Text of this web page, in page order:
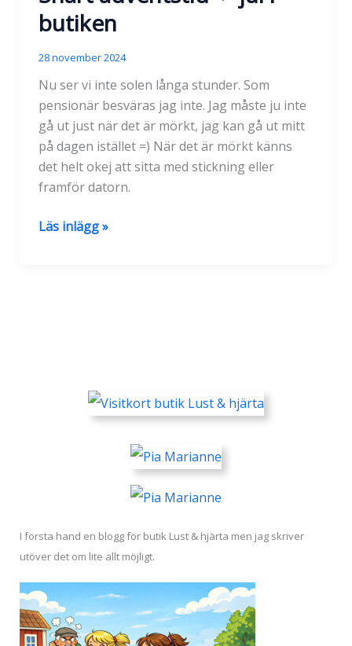
butiken
28 november 2024
Nu ser vi inte solen långa stunder. Som
pensionär besväras jag inte. Jag måste ju inte
gå ut just när det är mörkt, jag kan gå ut mitt
på dagen istället =) När det är mörkt känns
det helt okej att sitta med stickning eller
framför datorn.
Snart
Läs inlägg »
I första hand en blogg för butik Lust & hjärta men jag skriver
utöver det om lite allt möjligt.